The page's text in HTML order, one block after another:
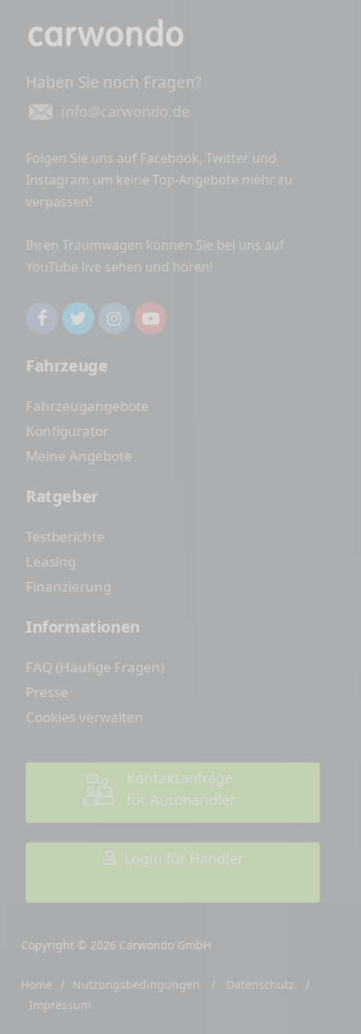
Haben Sie noch Fragen?
info@carwondo.de
Folgen Sie uns auf Facebook, Twitter und
Instagram um keine Top-Angebote mehr zu
verpassen!
Ihren Traumwagen können Sie bei uns auf
YouTube live sehen und hören!
Fahrzeuge
Fahrzeugangebote
Konfigurator
Meine Angebote
Ratgeber
Testberichte
Leasing
Finanzierung
Informationen
FAQ (Häufige Fragen)
Presse
Cookies verwalten
Kontaktanfrage
für Autohändler
Login für Händler
Copyright © 2026 Carwondo GmbH
Home / Nutzungsbedingungen / Datenschutz
/
Impressum